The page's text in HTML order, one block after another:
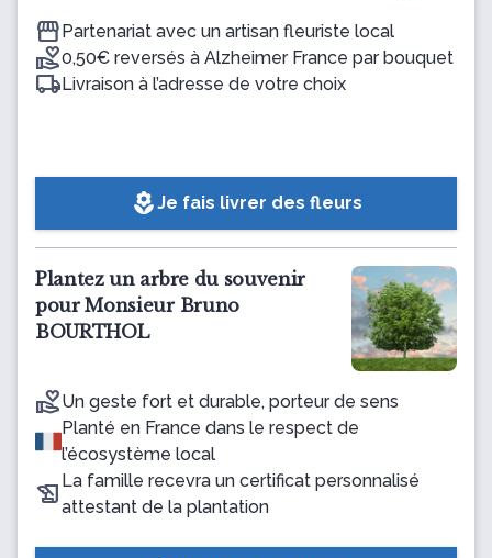
Partenariat avec un artisan fleuriste local
0,50€ reversés à Alzheimer France par bouquet
Livraison à l’adresse de votre choix
local_floristJe fais livrer des fleurs
Plantez un arbre du souvenir
pour Monsieur Bruno
BOURTHOL
Un geste fort et durable, porteur de sens
Planté en France dans le respect de
l’écosystème local
La famille recevra un certificat personnalisé
attestant de la plantation